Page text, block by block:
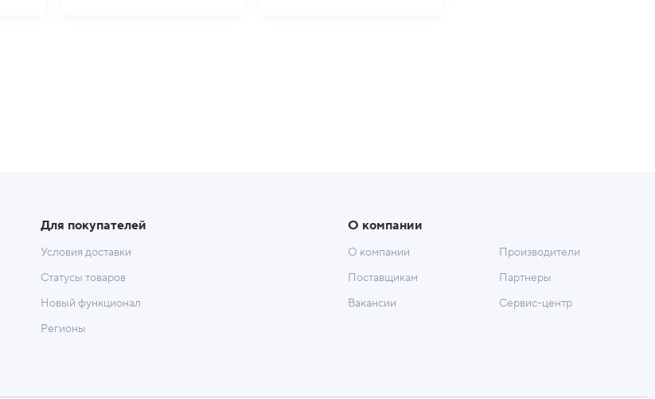
Для покупателей
Условия доставки
Статусы товаров
Новый функционал
Регионы
О компании
О компании
Поставщикам
Вакансии
Производители
Партнеры
Сервис-центр